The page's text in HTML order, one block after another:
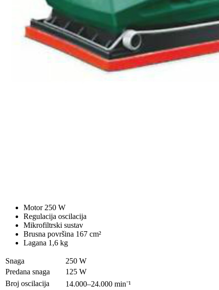
Motor 250 W
Regulacija oscilacija
Mikrofiltrski sustav
Brusna površina 167 cm²
Lagana 1,6 kg
Snaga
250 W
Predana snaga
125 W
Broj oscilacija
14.000–24.000 min⁻¹